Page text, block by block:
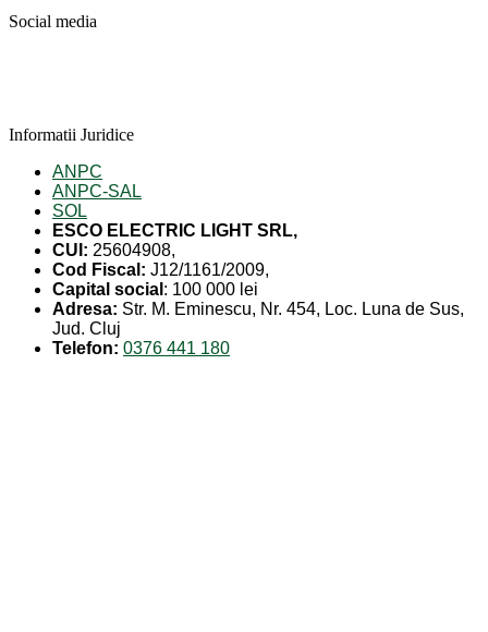
Social media
Informatii Juridice
ANPC
ANPC-SAL
SOL
ESCO ELECTRIC LIGHT SRL,
CUI: 25604908,
Cod Fiscal: J12/1161/2009,
Capital social : 100 000 lei
Adresa: Str. M. Eminescu, Nr. 454, Loc. Luna de Sus,
Jud. Cluj
Telefon: 0376 441 180